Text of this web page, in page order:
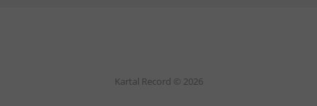
Kartal Record © 2026